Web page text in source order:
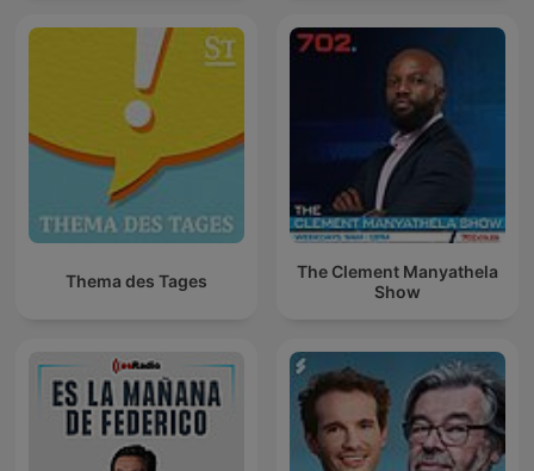
Thema des Tages
The Clement Manyathela
Show